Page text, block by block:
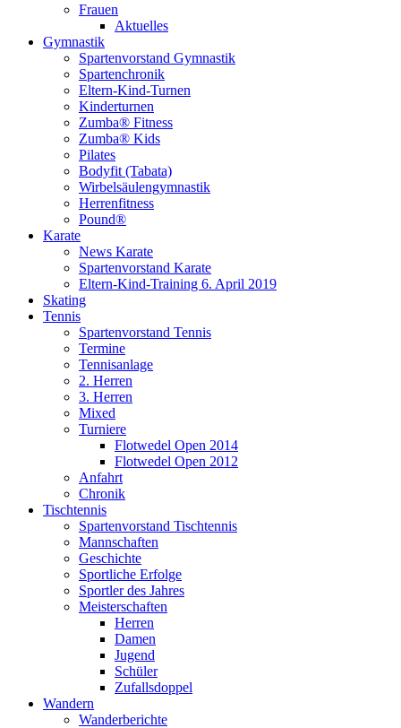
Frauen
Aktuelles
Gymnastik
Spartenvorstand Gymnastik
Spartenchronik
Eltern-Kind-Turnen
Kinderturnen
Zumba® Fitness
Zumba® Kids
Pilates
Bodyfit (Tabata)
Wirbelsäulengymnastik
Herrenfitness
Pound®
Karate
News Karate
Spartenvorstand Karate
Eltern-Kind-Training 6. April 2019
Skating
Tennis
Spartenvorstand Tennis
Termine
Tennisanlage
2. Herren
3. Herren
Mixed
Turniere
Flotwedel Open 2014
Flotwedel Open 2012
Anfahrt
Chronik
Tischtennis
Spartenvorstand Tischtennis
Mannschaften
Geschichte
Sportliche Erfolge
Sportler des Jahres
Meisterschaften
Herren
Damen
Jugend
Schüler
Zufallsdoppel
Wandern
Wanderberichte